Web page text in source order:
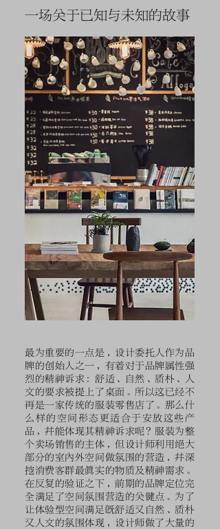
一场关于已知与未知的故事
最为重要的一点是，设计委托人作为品
牌的创始人之一，有着对于品牌属性强
烈的精神诉求：舒适、自然、质朴、人
文的要求被提上了桌面。所以这已经不
再是一家传统的服装零售店了。那么什
么样的空间形态更适合于安放这些产
品，并能体现其精神诉求呢？服装为整
个卖场销售的主体，但设计师利用绝大
部分的室内外空间做氛围的营造，并深
挖消费客群最真实的物质及精神需求。
在反复的验证之下，前期的品牌定位完
全满足了空间氛围营造的关键点。为了
让体验型空间满足既舒适又自然、质朴
又人文的氛围体现，设计师做了大量的